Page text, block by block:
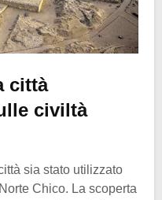
città
civiltà
sia stato utilizzato
Chico. La scoperta